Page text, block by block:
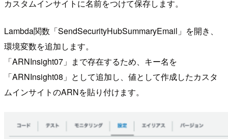
カスタムインサイトに名前をつけて保存します。
Lambda関数「SendSecurityHubSummaryEmail」を開き、
環境変数を追加します。
「ARNInsight07」まで存在するため、キー名を
「ARNInsight08」として追加し、値として作成したカスタ
ムインサイトのARNを貼り付けます。